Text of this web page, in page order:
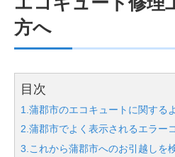
方へ
目次
1.蒲郡市のエコキュートに関する
2.蒲郡市でよく表示されるエラー
3.これから蒲郡市へのお引越しを